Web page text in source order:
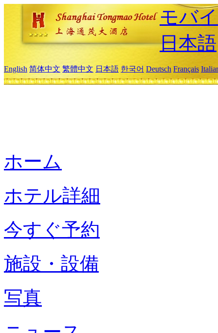
モバ
日本語
English 简体中文 繁體中文 日本語 한국어 Deutsch Français
ホーム
ホテル詳細
今すぐ予約
施設・設備
写真